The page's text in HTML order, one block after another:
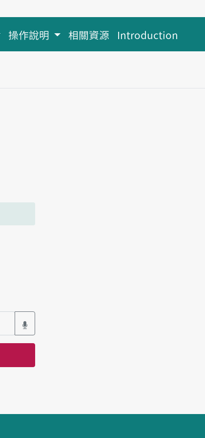
操作說明 相關資源 Introduction